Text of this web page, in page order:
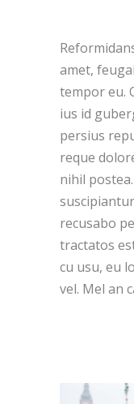
amet,
tempor eu.
ius id
persius
reque
nihil
recusabo
tractatos
cu usu, eu
vel. Mel an